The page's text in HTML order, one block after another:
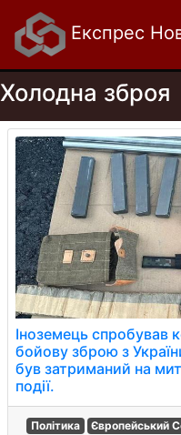
Експрес
Холодна зброя
Іноземець спробував
бойову зброю з
був затриманий на
події.
Політика
Європейський